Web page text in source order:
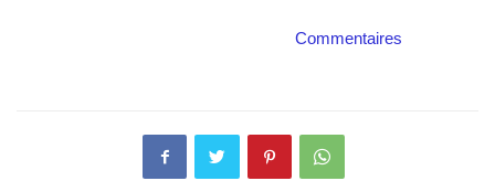
Commentaires